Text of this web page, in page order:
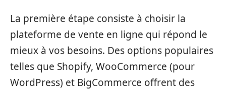
La première étape consiste à choisir la
plateforme de vente en ligne qui répond le
mieux à vos besoins. Des options populaires
telles que Shopify, WooCommerce (pour
WordPress) et BigCommerce offrent des